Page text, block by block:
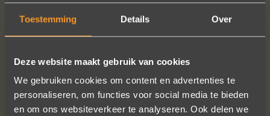
Toestemming Details Over
Deze website maakt gebruik van cookies
We gebruiken cookies om content en advertenties te
personaliseren, om functies voor social media te bieden
en om ons websiteverkeer te analyseren. Ook delen we
MEER INFO BESTELLEN?
VOLG ONS OP SOCIALE MEDIA